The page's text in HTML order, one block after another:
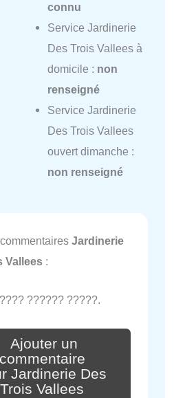
connu
Service Jardinerie
Des Trois Vallees à
domicile : non
renseigné
Service Jardinerie
Des Trois Vallees
ouvert dimanche :
non renseigné
Jardinerie
Vallees :
?????? ?????.
Ajouter un
commentaire
Jardinerie Des
Trois Vallees